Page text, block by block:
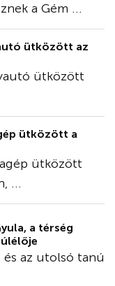
a Gém ...
ütközött az
ütközött
ütközött a
ütközött
...
a térség
és az utolsó tanú